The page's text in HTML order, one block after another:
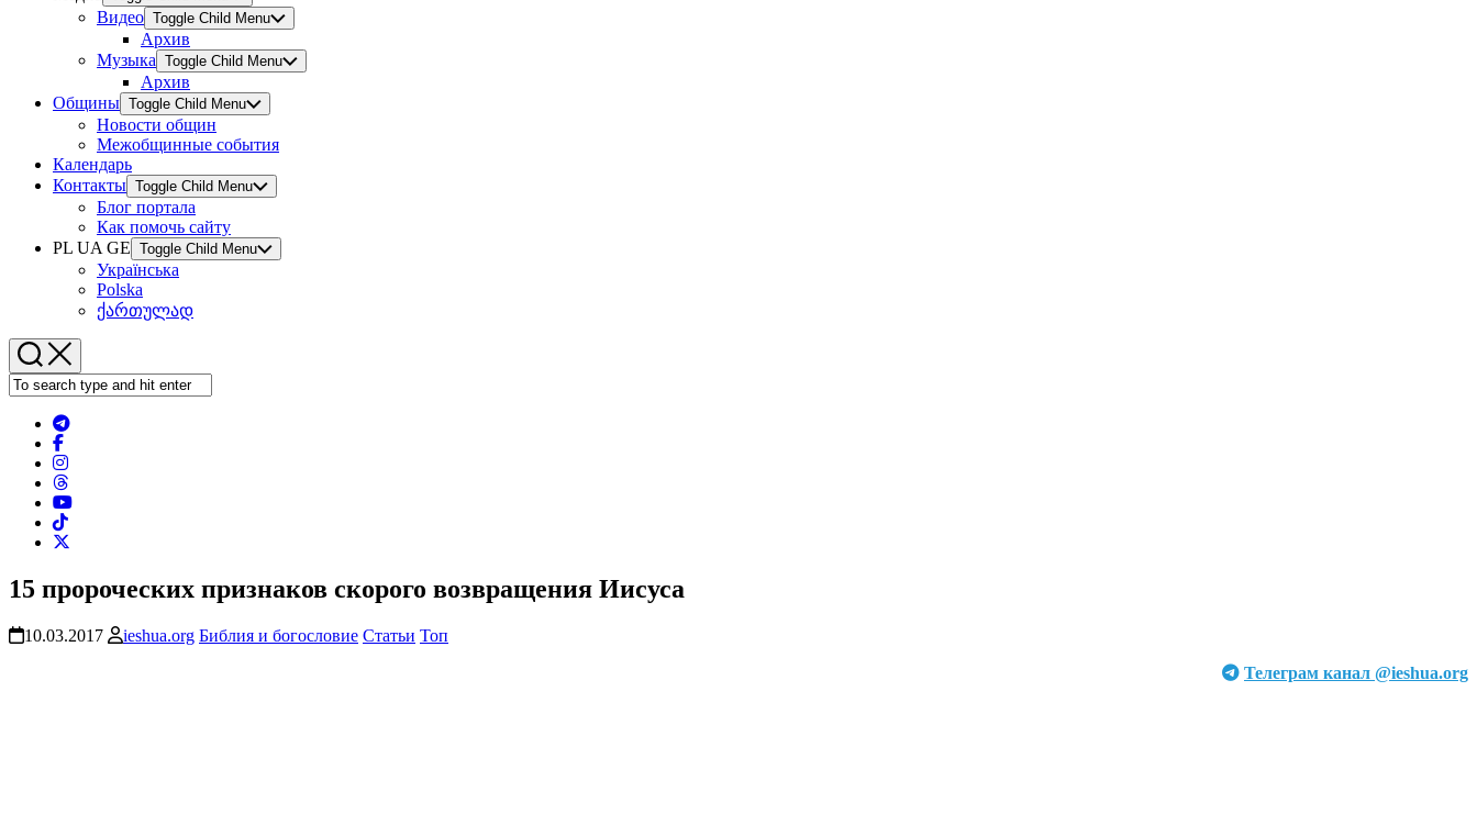
Видео Toggle Child Menu
Архив
Музыка Toggle Child Menu
Архив
Общины Toggle Child Menu
Новости общин
Межобщинные события
Календарь
Контакты Toggle Child Menu
Блог портала
Как помочь сайту
PL UA GE Toggle Child Menu
Українська
Polska
ქართულად
15 пророческих признаков скорого возвращения Иисуса
10.03.2017 ieshua.org Библия и богословие Статьи Топ
Телеграм канал @ieshua.org